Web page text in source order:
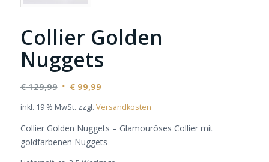
Collier Golden
Nuggets
€129,99 Ursprünglicher
€ 129,99
€99,99Aktueller
€ 99,99.
inkl. 19 % MwSt. zzgl. Versandkosten
Collier Golden Nuggets – Glamouröses Collier mit
goldfarbenen Nuggets